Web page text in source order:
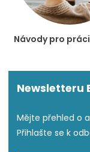
Návody pro práci
Newsletteru
Mějte přehled o
Přihlašte se k